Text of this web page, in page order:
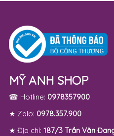
MỸ ANH SHOP
☎ Hotline: 0978357900
★ Zalo: 0978.357.900
★ Địa chỉ: 187/3 Trần Văn